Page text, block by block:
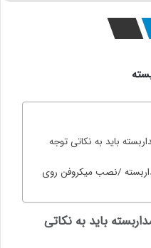
باید به نکاتی توجه
/نصب میکروفن روی
باید به نکاتی